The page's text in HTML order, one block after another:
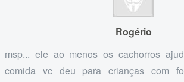
Rogério
msp... ele ao menos os cachorros
comida vc deu para crianças com